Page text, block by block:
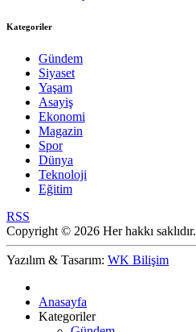
Kategoriler
Gündem
Siyaset
Yaşam
Asayiş
Ekonomi
Magazin
Spor
Dünya
Teknoloji
Eğitim
RSS
Copyright © 2026 Her hakkı saklıdır.
Yazılım & Tasarım: WK Bilişim
Anasayfa
Kategoriler